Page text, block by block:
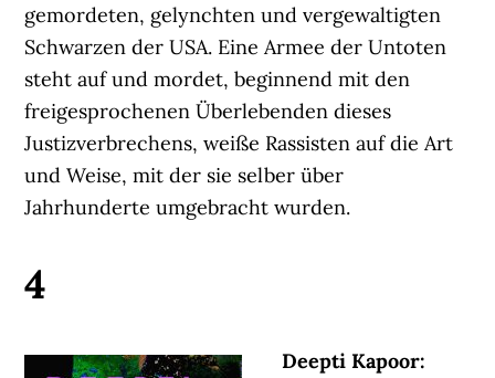
gemordeten, gelynchten und vergewaltigten
Schwarzen der USA. Eine Armee der Untoten
steht auf und mordet, beginnend mit den
freigesprochenen Überlebenden dieses
Justizverbrechens, weiße Rassisten auf die Art
und Weise, mit der sie selber über
Jahrhunderte umgebracht wurden.
4
Deepti Kapoor: